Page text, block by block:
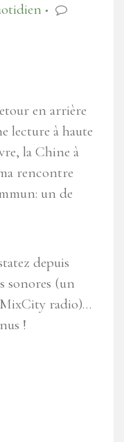
●
en arrière
lecture à haute
la Chine à
rencontre
un de
depuis
sonores (un
MixCity radio)…
!